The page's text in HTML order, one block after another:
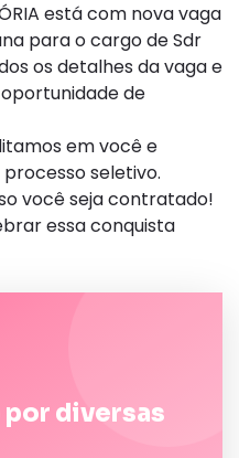
está com nova vaga
para o cargo de Sdr
os detalhes da vaga e
de
em você e
seletivo.
você seja contratado!
essa conquista
diversas